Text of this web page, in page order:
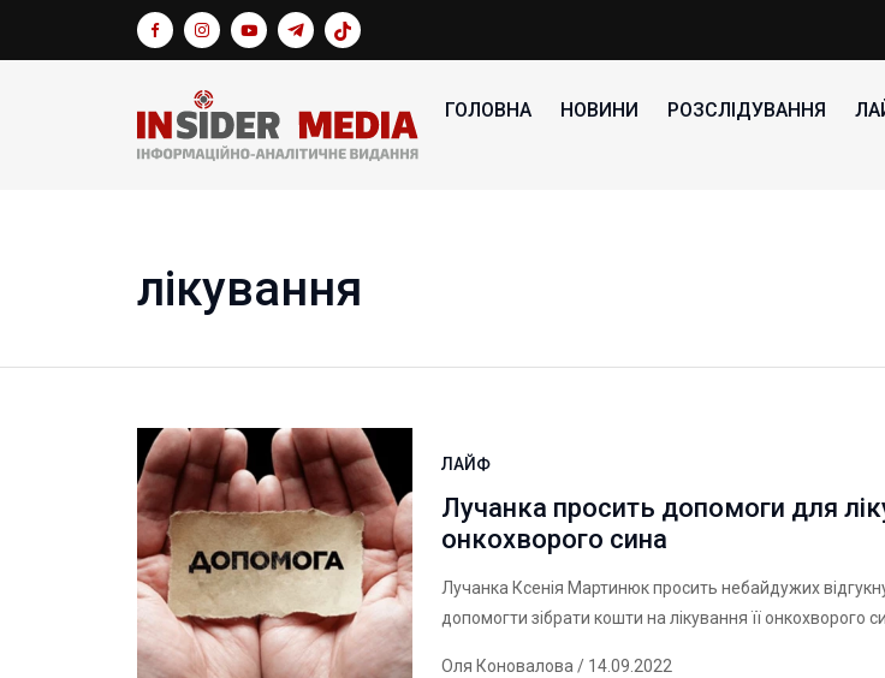
ГОЛОВНА НОВИНИ РОЗСЛІДУВАННЯ
лікування
ЛАЙФ
Лучанка просить допомоги для
онкохворого сина
Лучанка Ксенія Мартинюк просить небайдужих
допомогти зібрати кошти на лікування її онкохворого
Оля Коновалова / 14.09.2022